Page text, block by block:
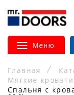
Меню
Главная
Мягкие кровати
Спальня с